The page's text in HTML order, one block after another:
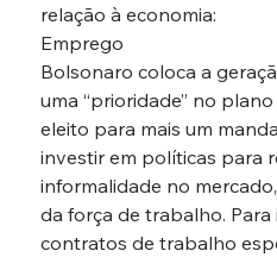
relação à economia:
Emprego
Bolsonaro coloca a
uma “prioridade” no
eleito para mais um
investir em políticas para
informalidade no
da força de trabalho.
contratos de trabalho